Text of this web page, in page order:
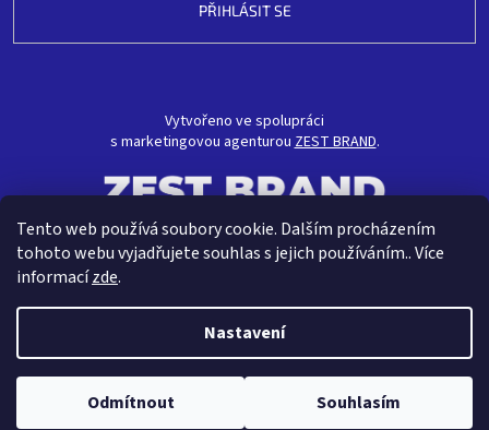
Tento web používá soubory cookie. Dalším procházením
tohoto webu vyjadřujete souhlas s jejich používáním.. Více
informacízde.
Nastavení
Odmítnout Souhlasím
PŘIHLÁSIT SE
Vytvořeno ve spolupráci
s marketingovou agenturou ZEST BRAND.
Vytvořil Shoptet
Copyright 2026CRAVT koupelny s.r.o. . Všechna práva vyhrazena.